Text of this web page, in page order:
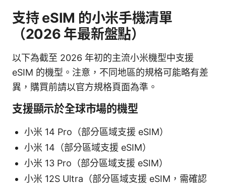
支持 eSIM 的小米手機清單
（2026 年最新盤點）
以下為截至 2026 年初的主流小米機型中支援
eSIM 的機型。注意，不同地區的規格可能略有差
異，購買前請以官方規格頁面為準。
支援顯示於全球市場的機型
小米 14 Pro（部分區域支援 eSIM）
小米 14（部分區域支援 eSIM）
小米 13 Pro（部分區域支援 eSIM）
小米 12S Ultra（部分區域支援 eSIM，需確認